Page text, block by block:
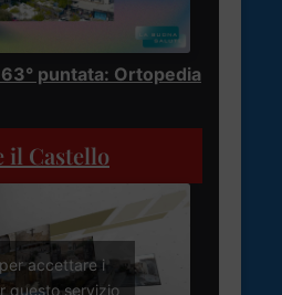
puntata: Ortopedia
il Castello
accettare i
questo servizio